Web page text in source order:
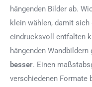
hängenden Bilder ab.
klein wählen, damit sich
eindrucksvoll entfalten
hängenden
besser. Einen
verschiedenen Formate